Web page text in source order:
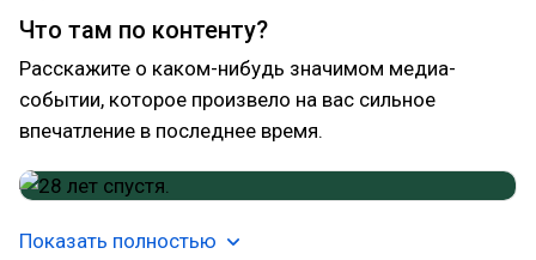
Что там по контенту?
Расскажите о каком-нибудь значимом медиа-
событии, которое произвело на вас сильное
впечатление в последнее время.
Показать полностью